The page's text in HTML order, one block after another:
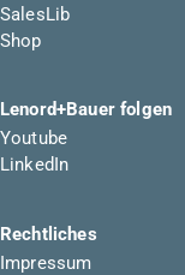
SalesLib
Shop
Lenord+Bauer folgen
Youtube
LinkedIn
Rechtliches
Impressum